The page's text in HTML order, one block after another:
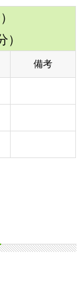
備考